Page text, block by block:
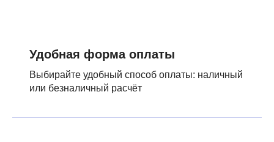
Удобная форма оплаты
Выбирайте удобный способ оплаты: наличный
или безналичный расчёт